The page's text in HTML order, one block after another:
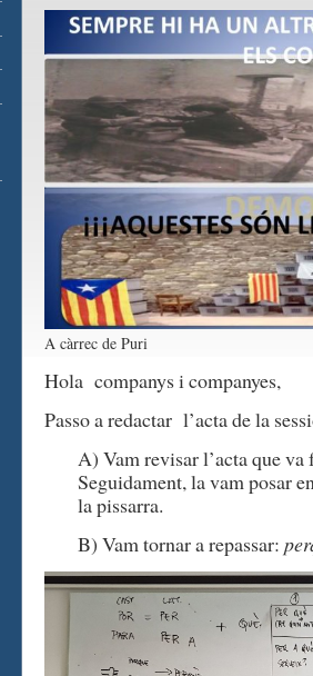
A càrrec de Puri
Hola companys i companyes,
Passo a redactar l’acta de la
A) Vam revisar l’acta que
Seguidament, la vam posar
la pissarra.
B) Vam tornar a repassar: